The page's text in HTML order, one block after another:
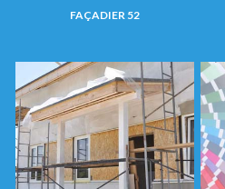
FAÇADIER 52